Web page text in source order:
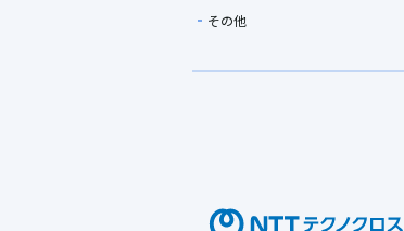
その他